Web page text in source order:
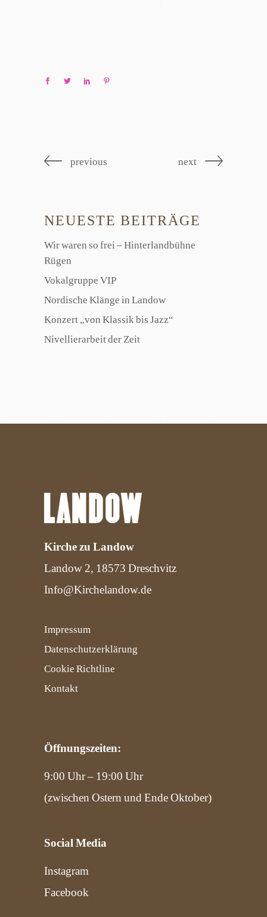
previous next
NEUESTE BEITRÄGE
Wir waren so frei – Hinterlandbühne
Rügen
Vokalgruppe VIP
Nordische Klänge in Landow
Konzert „von Klassik bis Jazz“
Nivellierarbeit der Zeit
Kirche zu Landow
Landow 2, 18573 Dreschvitz
Info@Kirchelandow.de
Impressum
Datenschutzerklärung
Cookie Richtline
Kontakt
Öffnungszeiten:
9:00 Uhr – 19:00 Uhr
(zwischen Ostern und Ende Oktober)
Social Media
Instagram
Facebook